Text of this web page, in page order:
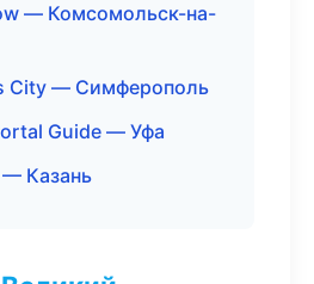
— Комсомольск-на-
City — Симферополь
Guide — Уфа
Казань